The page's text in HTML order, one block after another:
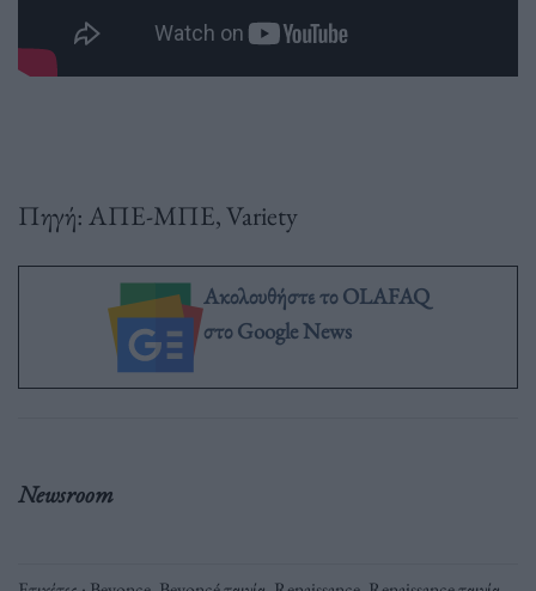
Πηγή: ΑΠΕ-ΜΠΕ, Variety
Ακολουθήστε το OLAFAQ
στο Google News
Newsroom